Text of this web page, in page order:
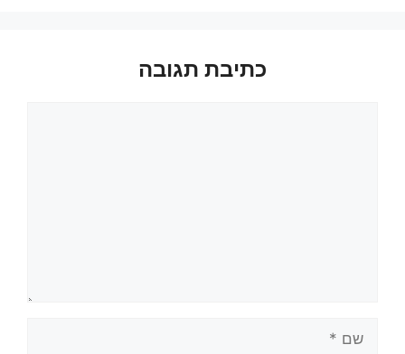
כתיבת תגובה